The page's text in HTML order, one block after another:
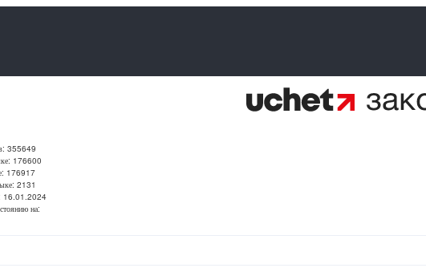
355649
176600
176917
2131
16.01.2024
на: